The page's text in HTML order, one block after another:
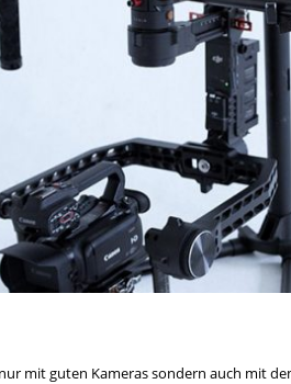
mit guten Kameras sondern auch mit